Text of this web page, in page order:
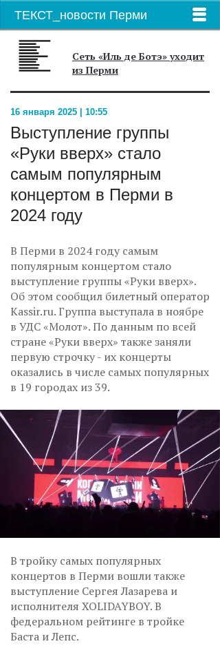
ТЕКСТ_новости Перми
Сеть «Иль де Ботэ» уходит
из Перми
16 января 2025 | 10:55
Выступление группы
«Руки вверх» стало
самым популярным
концертом в Перми в
2024 году
В Перми в 2024 году самым
популярным концертом стало
выступление группы «Руки вверх».
Об этом сообщил билетный оператор
Kassir.ru. Группа выступала в ноябре
в УДС «Молот». По данным по всей
стране «Руки вверх» также заняли
первую строчку - их концерты
оказались в числе самых популярных
в 19 городах из 39.
В тройку самых популярных
концертов в Перми вошли также
выступление Сергея Лазарева и
исполнителя XOLIDAYBOY. В
федеральном рейтинге в тройке
Баста и Лепс.